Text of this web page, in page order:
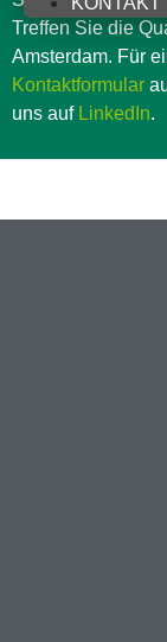
Treffen Sie die
Amsterdam. Für
Kontaktformular
uns auf LinkedIn.